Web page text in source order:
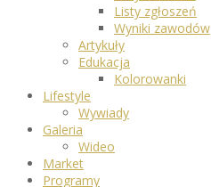
Listy zgłoszeń
Wyniki zawodów
Artykuły
Edukacja
Kolorowanki
Lifestyle
Wywiady
Galeria
Wideo
Market
Programy